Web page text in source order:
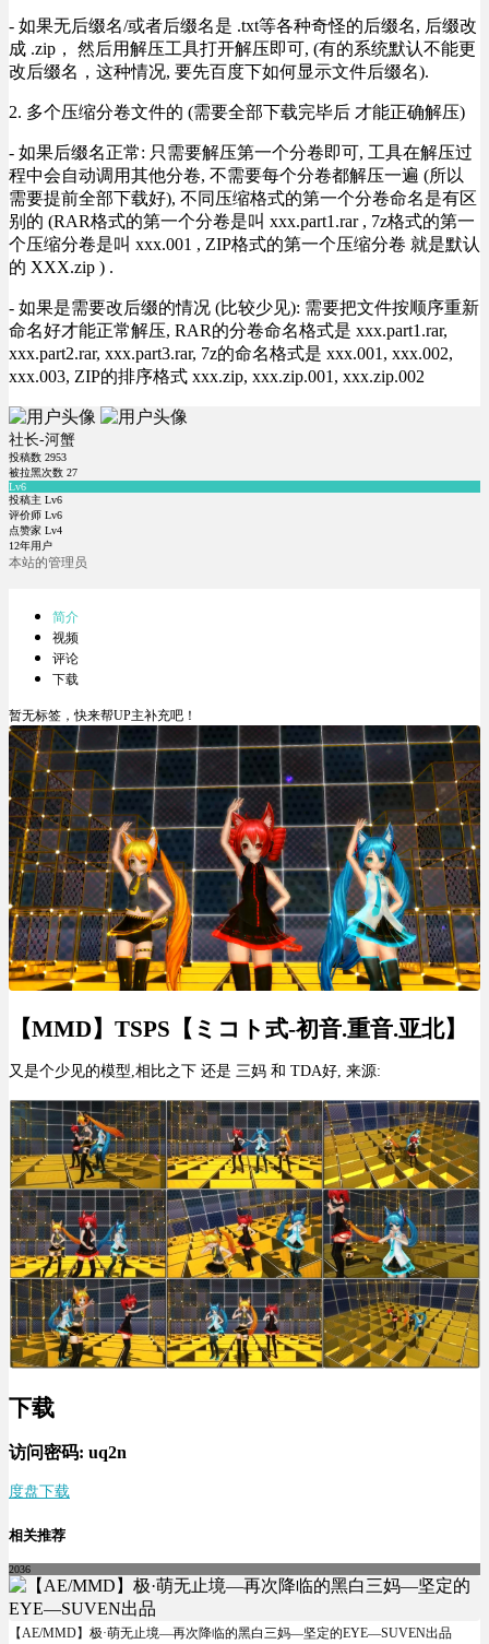
- 如果无后缀名/或者后缀名是 .txt等各种奇怪的后缀名, 后缀改
成 .zip， 然后用解压工具打开解压即可, (有的系统默认不能更
改后缀名，这种情况, 要先百度下如何显示文件后缀名).
2. 多个压缩分卷文件的 (需要全部下载完毕后 才能正确解压)
- 如果后缀名正常: 只需要解压第一个分卷即可, 工具在解压过
程中会自动调用其他分卷, 不需要每个分卷都解压一遍 (所以
需要提前全部下载好), 不同压缩格式的第一个分卷命名是有区
别的 (RAR格式的第一个分卷是叫 xxx.part1.rar , 7z格式的第一
个压缩分卷是叫 xxx.001 , ZIP格式的第一个压缩分卷 就是默认
的 XXX.zip ) .
- 如果是需要改后缀的情况 (比较少见): 需要把文件按顺序重新
命名好才能正常解压, RAR的分卷命名格式是 xxx.part1.rar,
xxx.part2.rar, xxx.part3.rar, 7z的命名格式是 xxx.001, xxx.002,
xxx.003, ZIP的排序格式 xxx.zip, xxx.zip.001, xxx.zip.002
社长-河蟹
投稿数 2953
被拉黑次数 27
Lv6
投稿主 Lv6
评价师 Lv6
点赞家 Lv4
12年用户
本站的管理员
简介
视频
评论
下载
暂无标签，快来帮UP主补充吧！
【MMD】TSPS【ミコト式-初音.重音.亚北】
又是个少见的模型,相比之下 还是 三妈 和 TDA好, 来源:
下载
访问密码: uq2n
度盘下载
相关推荐
2036
【AE/MMD】极·萌无止境—再次降临的黑白三妈—坚定的EYE—SUVEN出品